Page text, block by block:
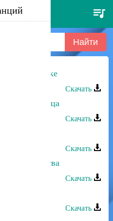
птица в
в клетке
Скачать
птица
Скачать
Скачать
детства
Скачать
Скачать